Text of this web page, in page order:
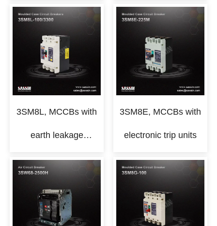
units
3SM8L, MCCBs with
earth leakage
protection
3SM8E, MCCBs with
electronic trip units